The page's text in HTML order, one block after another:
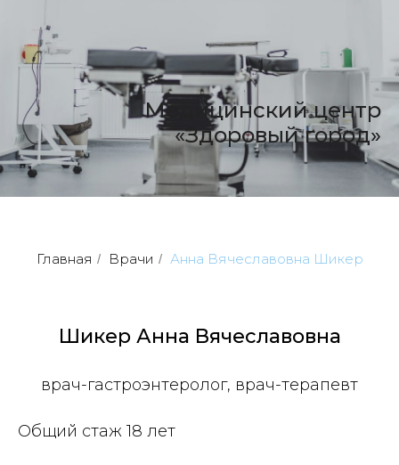
Медицинский центр
«Здоровый город»
Главная / Врачи / Анна Вячеславовна Шикер
Шикер Анна Вячеславовна
врач-гастроэнтеролог, врач-терапевт
Общий стаж 18 лет